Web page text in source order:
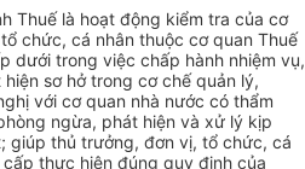
Thuế là hoạt động kiểm tra của cơ
chức, cá nhân thuộc cơ quan Thuế
dưới trong việc chấp hành nhiệm vụ,
sơ hở trong cơ chế quản lý,
với cơ quan nhà nước có thẩm
ngừa, phát hiện và xử lý kịp
giúp thủ trưởng, đơn vị, tổ chức, cá
thực hiện đúng quy định của